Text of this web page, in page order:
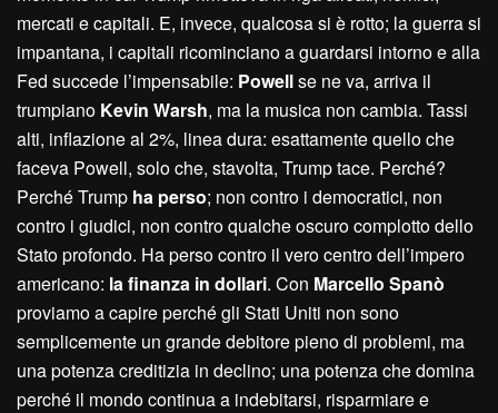
mercati e capitali. E, invece, qualcosa si è rotto; la guerra si
impantana, i capitali ricominciano a guardarsi intorno e alla
Fed succede l’impensabile: Powellse ne va, arriva il
trumpiano Kevin Warsh, ma la musica non cambia. Tassi
alti, inflazione al 2%, linea dura: esattamente quello che
faceva Powell, solo che, stavolta, Trump tace. Perché?
Perché Trump ha perso; non contro i democratici, non
contro i giudici, non contro qualche oscuro complotto dello
Stato profondo. Ha perso contro il vero centro dell’impero
americano: la finanza in dollari. Con Marcello Spanò
proviamo a capire perché gli Stati Uniti non sono
semplicemente un grande debitore pieno di problemi, ma
una potenza creditizia in declino; una potenza che domina
perché il mondo continua a indebitarsi, risparmiare e